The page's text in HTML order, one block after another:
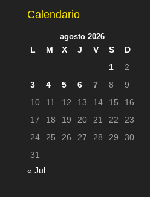
Calendario
agosto 2026
L M X J V S
D
1
2
3
4 5 6 7 8
9
10
11 12 13 14 15
16
17
18 19 20 21 22
23
24
25 26 27 28 29
30
31
« Jul